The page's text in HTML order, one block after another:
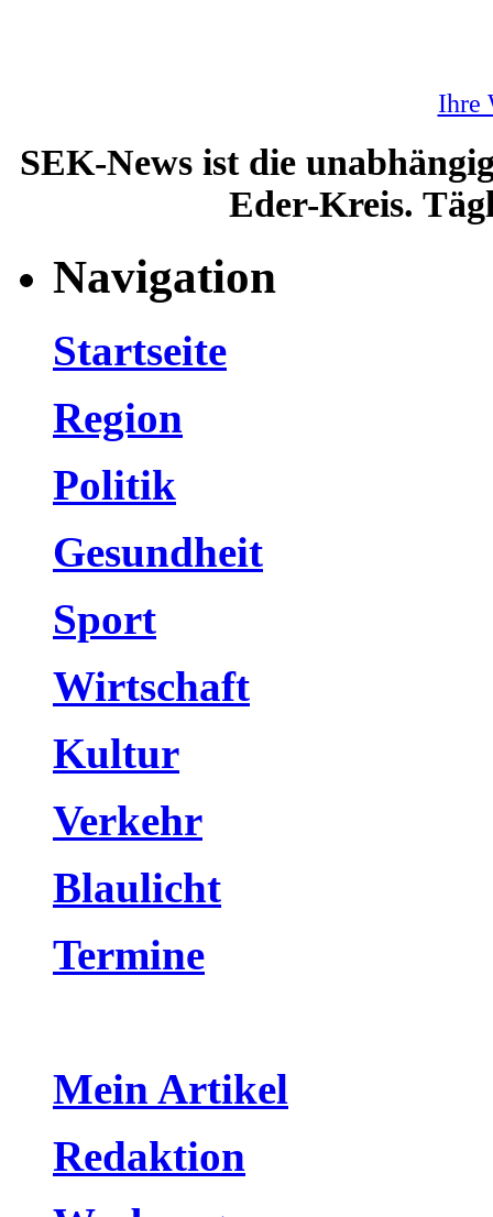
Ihre
SEK-News ist die
Eder-Kreis.
Navigation
Startseite
Region
Politik
Gesundheit
Sport
Wirtschaft
Kultur
Verkehr
Blaulicht
Termine
Mein Artikel
Redaktion